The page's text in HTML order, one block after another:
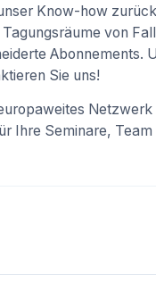
Know-how
von
Abonnements.
Sie uns!
Ihre Seminare,